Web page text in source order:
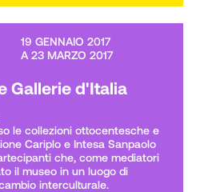
19 GENNAIO 2017
A 23 MARZO 2017
Gallerie d'Italia
le collezioni ottocentesche e
Cariplo e Intesa Sanpaolo
che, come mediatori
il museo in un luogo di
interculturale.